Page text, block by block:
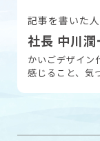
記事を書いた人
社長 中川潤
かいごデザイン
感じること、気